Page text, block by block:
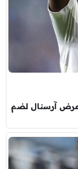
عرض آرسنال لضم